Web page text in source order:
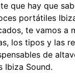
que hay que
portátiles
te vamos a
los tipos y las
de
Ibiza Sound.